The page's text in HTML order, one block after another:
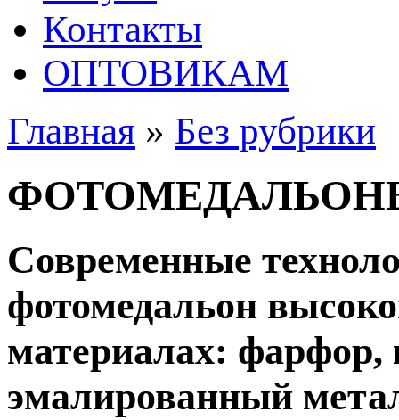
Контакты
ОПТОВИКАМ
Главная » Без рубрики
Современные
фотомедальон
материалах: фарфор,
эмалированный